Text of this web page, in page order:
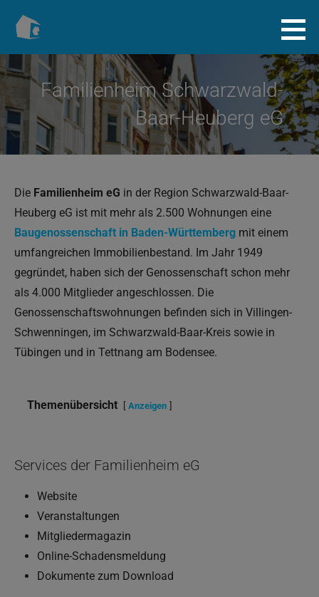
Inhalt
Baugenossenschaft.info
Familienheim Schwarzwald-
Baar-Heuberg eG
Die Familienheim eG in der Region Schwarzwald-Baar-
Heuberg eG ist mit mehr als 2.500 Wohnungen eine
Baugenossenschaft in Baden-Württemberg mit einem
umfangreichen Immobilienbestand. Im Jahr 1949
gegründet, haben sich der Genossenschaft schon mehr
als 4.000 Mitglieder angeschlossen. Die
Genossenschaftswohnungen befinden sich in Villingen-
Schwenningen, im Schwarzwald-Baar-Kreis sowie in
Tübingen und in Tettnang am Bodensee.
Themenübersicht Anzeigen
Services der Familienheim eG
Website
Veranstaltungen
Mitgliedermagazin
Online-Schadensmeldung
Dokumente zum Download